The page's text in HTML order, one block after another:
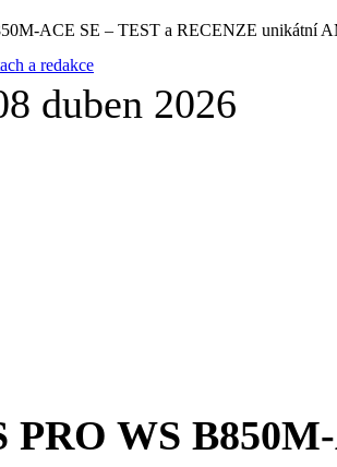
ACE SE – TEST a RECENZE unikátní
a redakce
duben 2026
PRO WS